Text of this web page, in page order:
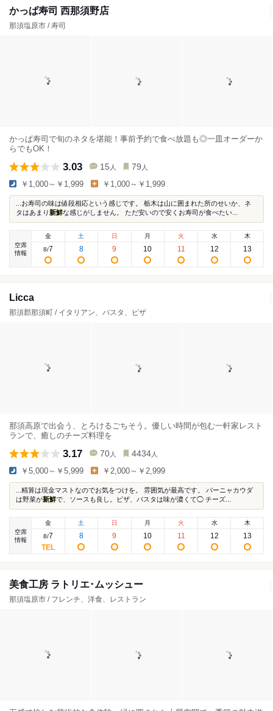
かっぱ寿司 西那須野店
那須塩原市 / 寿司
かっぱ寿司で旬のネタを堪能！事前予約で食べ放題も◎一皿オーダーか
らでもOK！
3.03 15 人 79 人
￥1,000～￥1,999 ￥1,000～￥1,999
...お寿司の味は値段相応という感じです。 栃木は山に囲まれた所のせいか、ネ
タはあまり新鮮な感じがしません。 ただ安いので安くお寿司が食べたい...
空席
情報
金
8/7
土
8
日
9
月
10
火
11
水
12
木
13
Licca
那須郡那須町 / イタリアン、パスタ、ピザ
那須高原で出会う、とろけるごちそう。優しい時間が包む一軒家レスト
ランで、癒しのチーズ料理を
3.17 70 人 4434 人
￥5,000～￥5,999 ￥2,000～￥2,999
...精算は現金マストなのでお気をつけを。 雰囲気が最高です。 バーニャカウダ
は野菜が新鮮で、ソースも良し。ピザ、パスタは味が濃くて◯ チーズ...
空席
情報
金
8/7
土
8
日
9
月
10
火
11
水
12
木
13
美食工房 ラトリエ･ムッシュー
那須塩原市 / フレンチ、洋食、レストラン